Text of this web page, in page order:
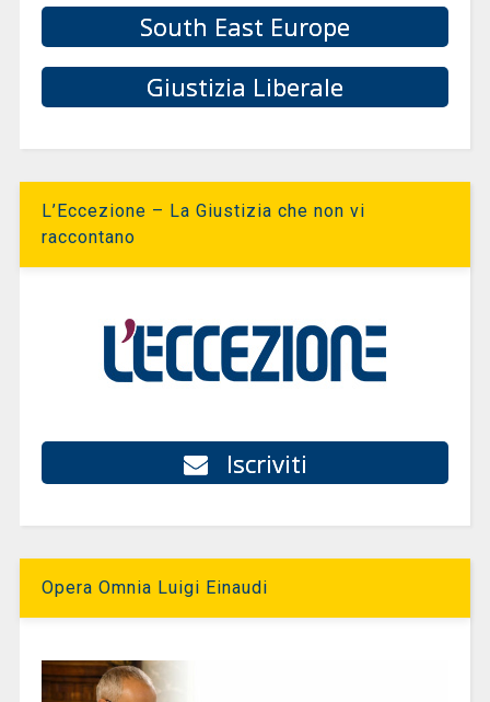
South East Europe
Giustizia Liberale
L’Eccezione – La Giustizia che non vi
raccontano
Iscriviti
Opera Omnia Luigi Einaudi